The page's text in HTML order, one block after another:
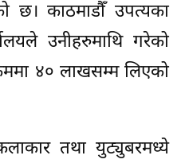
छ। काठमाडौँ उपत्यका
उनीहरुमाथि गरेको
४० लाखसम्म लिएको
तथा युट्युबरमध्ये